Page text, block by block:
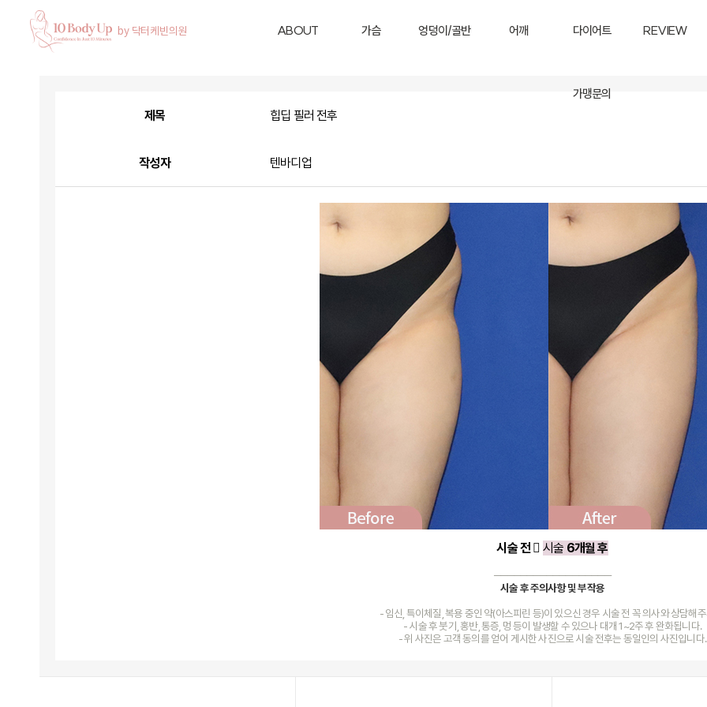
ABOUT 가슴 엉덩이/골반 어깨 다이어트 REVIEW
가맹문의
제목 힙딥 필러 전후
작성자 텐바디업
시술 전 시술 6개월 후
──────────────────
시술 후 주의사항 및 부작용
- 임신, 특이체질, 복용 중인 약(아스피린 등)이 있으신 경우 시술 전 꼭 의사와 상담해
- 시술 후 붓기, 홍반, 통증, 멍 등이 발생할 수 있으나 대개 1~2주 후 완화됩니다.
- 위 사진은 고객 동의를 얻어 게시한 사진으로 시술 전후는 동일인의 사진입니다.